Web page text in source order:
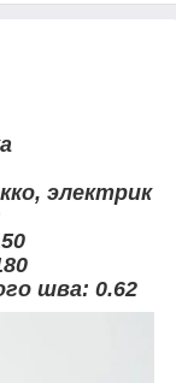
электрик
шва: 0.62